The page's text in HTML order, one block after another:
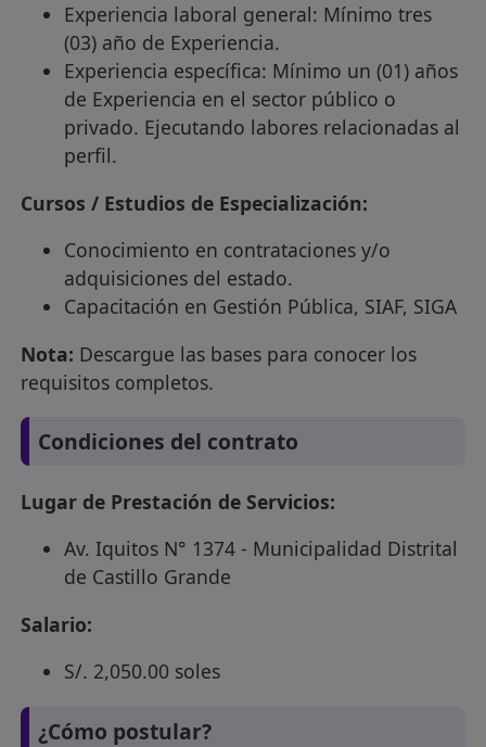
Experiencia laboral general: Mínimo tres
(03) año de Experiencia.
Experiencia específica: Mínimo un (01) años
de Experiencia en el sector público o
privado. Ejecutando labores relacionadas al
perfil.
Cursos / Estudios de Especialización:
Conocimiento en contrataciones y/o
adquisiciones del estado.
Capacitación en Gestión Pública, SIAF, SIGA
Nota: Descargue las bases para conocer los
requisitos completos.
Condiciones del contrato
Lugar de Prestación de Servicios:
Av. Iquitos N° 1374 - Municipalidad Distrital
de Castillo Grande
Salario:
S/. 2,050.00 soles
¿Cómo postular?